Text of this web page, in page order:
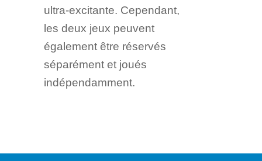
ultra-excitante. Cependant,
les deux jeux peuvent
également être réservés
séparément et joués
indépendamment.